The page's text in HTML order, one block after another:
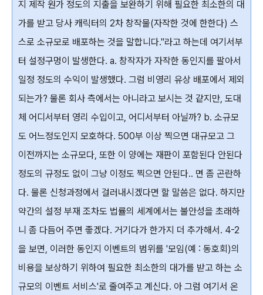
지 제작 원가 정도의 지출을 보완하기 위해 필요한 최소한의 대
가를 받고 당사 캐릭터의 2차 창작물(자작한 것에 한한다) 스
스로 소규모로 배포하는 것을 말합니다."라고 하는데 여기서부
터 설정구멍이 발생한다. a. 창작자가 자작한 동인지를 팔아서
일정 정도의 수익이 발생했다. 그럼 비영리 유상 배포에서 제외
되는가? 물론 회사 측에서는 아니라고 보시는 것 같지만, 도대
체 어디서부터 영리 수입이고, 어디서부터 아닐까? b. 소규모
도 어느정도인지 모호하다. 500부 이상 찍으면 대규모고 그
이전까지는 소규모다, 또한 이 양에는 재판이 포함된다 안된다
정도의 규정도 없이 그냥 이정도 찍으면 안된다.. 면 좀 곤란하
다. 물론 신청과정에서 걸러내시겠다면 할 말씀은 없다. 하지만
약간의 설정 부재 조차도 법률의 세계에서는 불안성을 초래하
니 좀 다듬어 주면 좋겠다. 거기다가 한가지 더 추가해서. 4-2
을 보면, 이러한 동인지 이벤트의 범위를 '모임(예 : 동호회)의
비용을 보상하기 위하여 필요한 최소한의 대가를 받고 하는 소
규모의 이벤트 서비스'로 줄여주고 계신다. 아 그럼 여기서 온